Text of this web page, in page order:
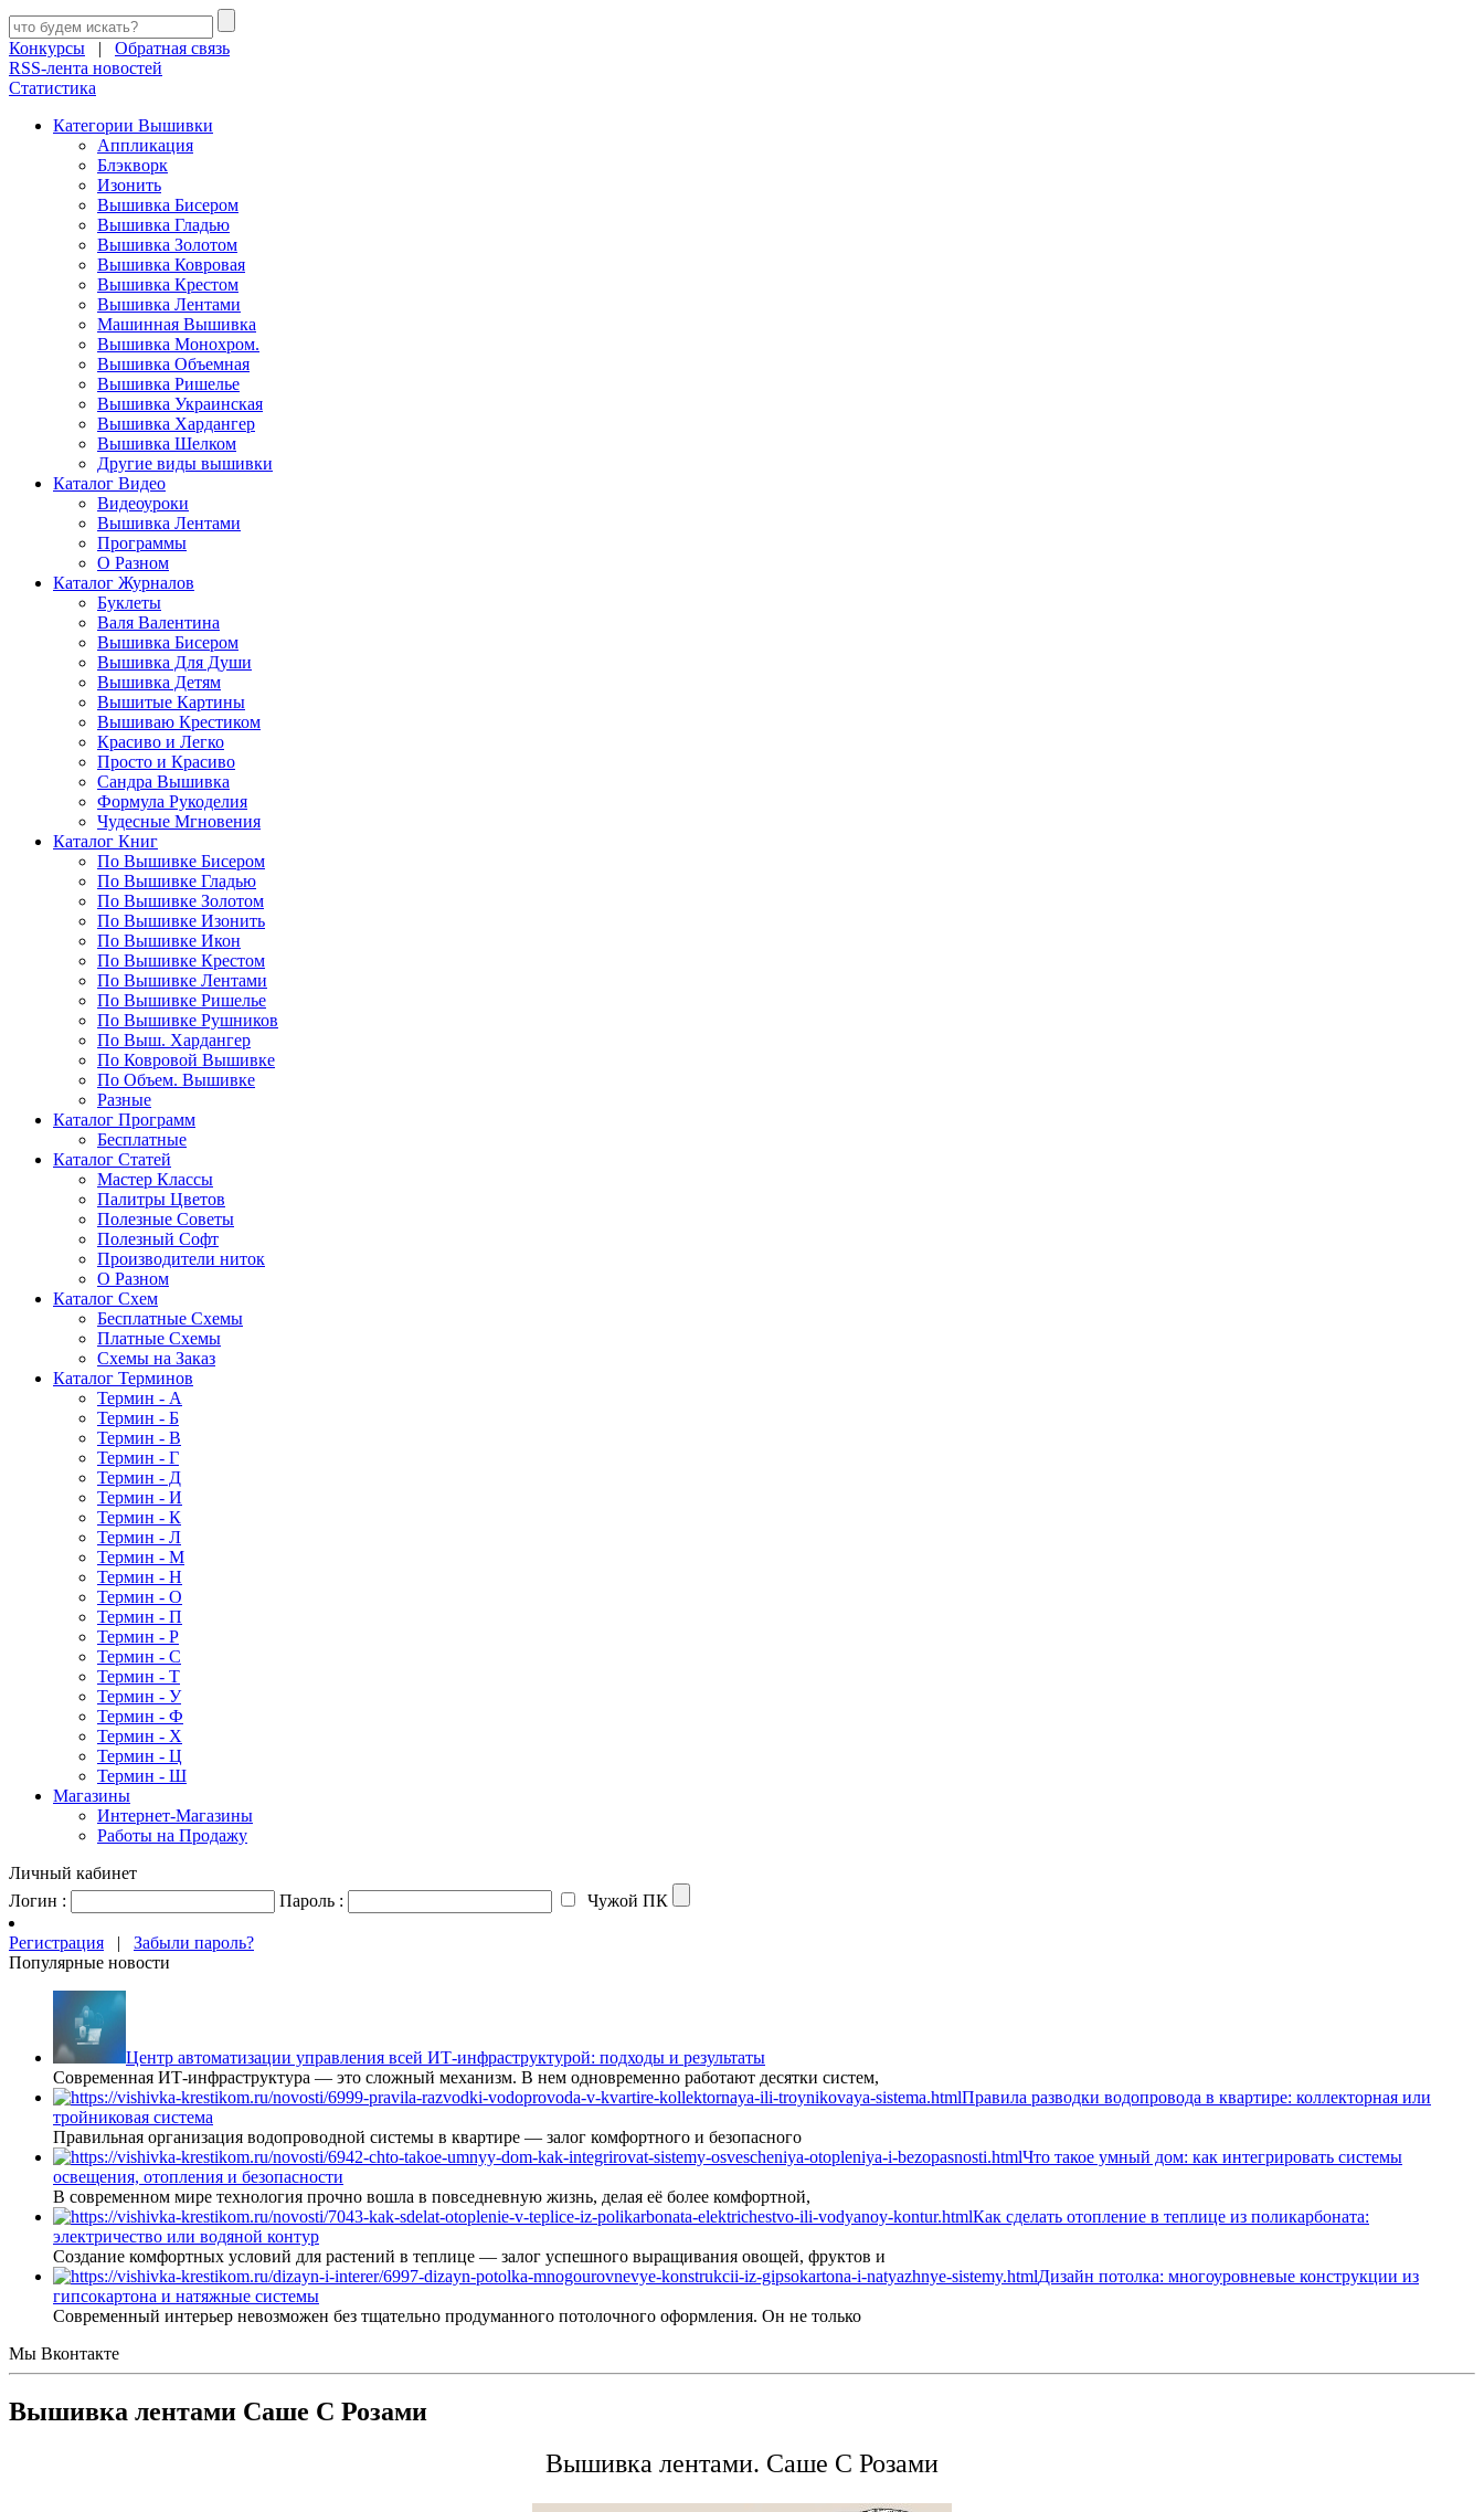
Конкурсы | Обратная связь
RSS-лента новостей
Статистика
Категории Вышивки
Аппликация
Блэкворк
Изонить
Вышивка Бисером
Вышивка Гладью
Вышивка Золотом
Вышивка Ковровая
Вышивка Крестом
Вышивка Лентами
Машинная Вышивка
Вышивка Монохром.
Вышивка Объемная
Вышивка Ришелье
Вышивка Украинская
Вышивка Хардангер
Вышивка Шелком
Другие виды вышивки
Каталог Видео
Видеоуроки
Вышивка Лентами
Программы
О Разном
Каталог Журналов
Буклеты
Валя Валентина
Вышивка Бисером
Вышивка Для Души
Вышивка Детям
Вышитые Картины
Вышиваю Крестиком
Красиво и Легко
Просто и Красиво
Сандра Вышивка
Формула Рукоделия
Чудесные Мгновения
Каталог Книг
По Вышивке Бисером
По Вышивке Гладью
По Вышивке Золотом
По Вышивке Изонить
По Вышивке Икон
По Вышивке Крестом
По Вышивке Лентами
По Вышивке Ришелье
По Вышивке Рушников
По Выш. Хардангер
По Ковровой Вышивке
По Объем. Вышивке
Разные
Каталог Программ
Бесплатные
Каталог Статей
Мастер Классы
Палитры Цветов
Полезные Советы
Полезный Софт
Производители ниток
О Разном
Каталог Схем
Бесплатные Схемы
Платные Схемы
Схемы на Заказ
Каталог Терминов
Термин - А
Термин - Б
Термин - В
Термин - Г
Термин - Д
Термин - И
Термин - К
Термин - Л
Термин - М
Термин - Н
Термин - О
Термин - П
Термин - Р
Термин - С
Термин - Т
Термин - У
Термин - Ф
Термин - Х
Термин - Ц
Термин - Ш
Магазины
Интернет-Магазины
Работы на Продажу
Личный кабинет
Логин :
Пароль : Чужой ПК
Регистрация | Забыли пароль?
Популярные новости
Центр автоматизации управления всей ИТ-инфраструктурой: подходы и результаты
Современная ИТ-инфраструктура — это сложный механизм. В нем одновременно работают десятки систем,
Правила разводки водопровода в квартире: коллекторная или
тройниковая система
Правильная организация водопроводной системы в квартире — залог комфортного и безопасного
Что такое умный дом: как интегрировать системы
освещения, отопления и безопасности
В современном мире технология прочно вошла в повседневную жизнь, делая её более комфортной,
Как сделать отопление в теплице из поликарбоната:
электричество или водяной контур
Создание комфортных условий для растений в теплице — залог успешного выращивания овощей, фруктов и
Дизайн потолка: многоуровневые конструкции из
гипсокартона и натяжные системы
Современный интерьер невозможен без тщательно продуманного потолочного оформления. Он не только
Мы Вконтакте
Вышивка лентами Саше С Розами
Вышивка лентами. Саше С Розами